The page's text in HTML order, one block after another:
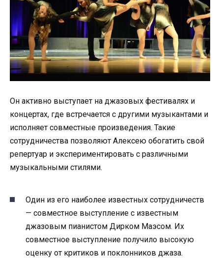
Он активно выступает на джазовых фестивалях и
концертах, где встречается с другими музыкантами и
исполняет совместные произведения. Такие
сотрудничества позволяют Алексею обогатить свой
репертуар и экспериментировать с различными
музыкальными стилями.
Один из его наиболее известных сотрудничеств
— совместное выступление с известным
джазовым пианистом Дирком Маэсом. Их
совместное выступление получило высокую
оценку от критиков и поклонников джаза.